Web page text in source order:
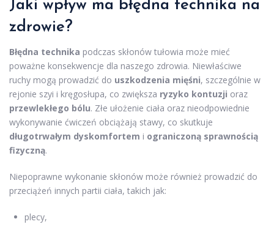
Jaki wpływ ma błędna technika na
zdrowie?
Błędna technika podczas skłonów tułowia może mieć
poważne konsekwencje dla naszego zdrowia. Niewłaściwe
ruchy mogą prowadzić do uszkodzenia mięśni, szczególnie w
rejonie szyi i kręgosłupa, co zwiększa ryzyko kontuzji oraz
przewlekłego bólu. Złe ułożenie ciała oraz nieodpowiednie
wykonywanie ćwiczeń obciążają stawy, co skutkuje
długotrwałym dyskomfortem i ograniczoną sprawnością
fizyczną.
Niepoprawne wykonanie skłonów może również prowadzić do
przeciążeń innych partii ciała, takich jak:
plecy,